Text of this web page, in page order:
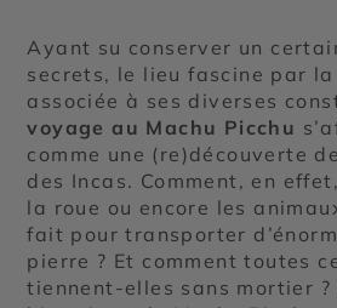
Ayant su conserver un
secrets, le lieu fascine par la
associée à ses diverses
voyage au Machu Picchu
comme une (re)découverte
des Incas. Comment, en
la roue ou encore les
fait pour transporter
pierre ? Et comment toutes
tiennent-elles sans mortier ?